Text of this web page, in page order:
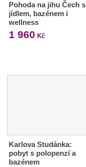
Pohoda na jihu Čech s
jídlem, bazénem i
wellness
1 960 Kč
Karlova Studánka:
pobyt s polopenzí a
bazénem